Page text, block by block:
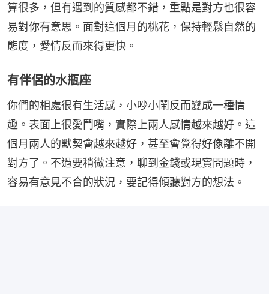
算很多，但有遇到的質感都不錯，重點是對方也很容
易對你有意思。面對這個月的桃花，保持輕鬆自然的
態度，愛情反而來得更快。
有伴侶的水瓶座
你們的相處很有生活感，小吵小鬧反而變成一種情
趣。表面上很愛鬥嘴，實際上兩人感情越來越好。這
個月兩人的默契會越來越好，甚至會覺得好像離不開
對方了。不過要稍微注意，聊到金錢或現實問題時，
容易有意見不合的狀況，要記得傾聽對方的想法。